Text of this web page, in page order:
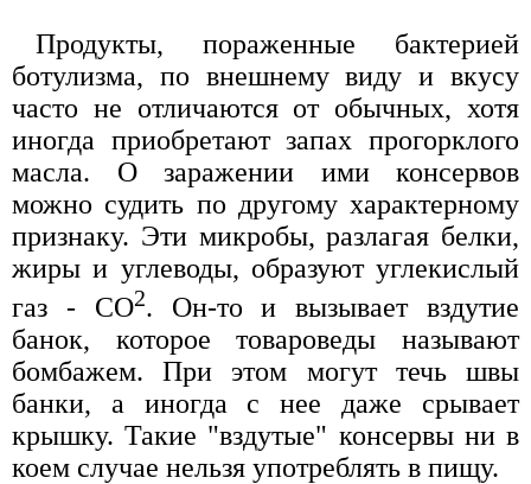
Продукты, пораженные бактерией
ботулизма, по внешнему виду и вкусу
часто не отличаются от обычных, хотя
иногда приобретают запах прогорклого
масла. О заражении ими консервов
можно судить по другому характерному
признаку. Эти микробы, разлагая белки,
жиры и углеводы, образуют углекислый
газ - СO2. Он-то и вызывает вздутие
банок, которое товароведы называют
бомбажем. При этом могут течь швы
банки, а иногда с нее даже срывает
крышку. Такие "вздутые" консервы ни в
коем случае нельзя употреблять в пищу.